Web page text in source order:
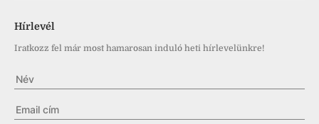
Hírlevél
Iratkozz fel már most hamarosan induló heti hírlevelünkre!